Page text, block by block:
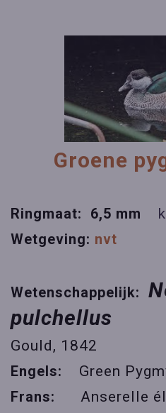
Groene
Ringmaat: 6,5 mm
Wetgeving: nvt
Wetenschappelijk:
pulchellus
Gould, 1842
Engels: Green
Frans: Anserelle